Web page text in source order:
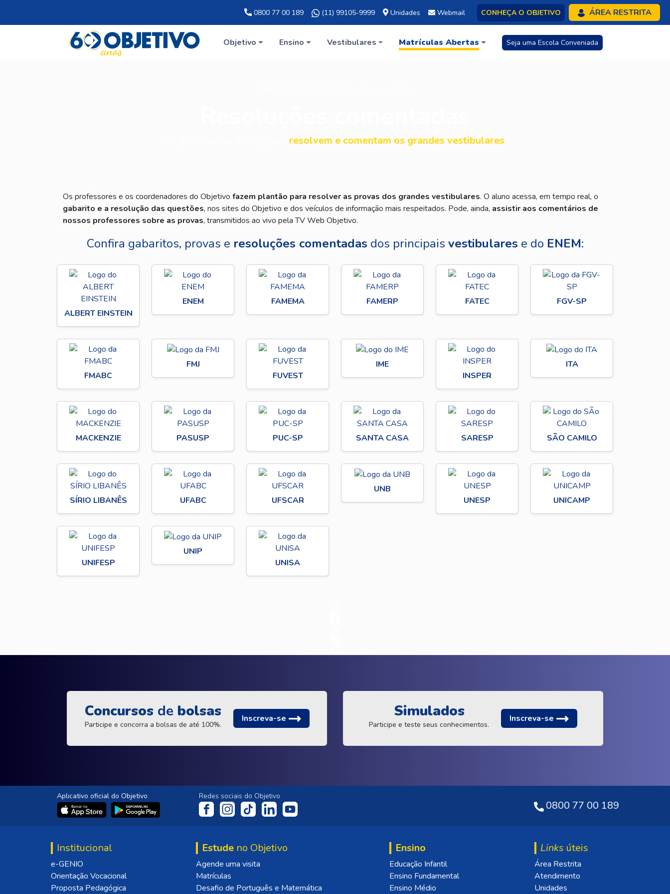
0800 77 00 189 (11) 99105-9999 Unidades Webmail CONHEÇA O OBJETIVO ÁREA RESTRITA
Objetivo Ensino Vestibulares Matrículas Abertas Seja uma Escola Conveniada
resolvem e comentam os grandes vestibulares
Os professores e os coordenadores do Objetivo fazem plantão para resolver as provas dos grandes vestibulares. O aluno acessa, em tempo real, o
gabarito e a resolução das questões, nos sites do Objetivo e dos veículos de informação mais respeitados. Pode, ainda, assistir aos comentários de
nossos professores sobre as provas, transmitidos ao vivo pela TV Web Objetivo.
Confira gabaritos, provas e resoluções comentadas dos principais vestibulares e do ENEM:
ALBERT EINSTEIN
ENEM FAMEMA FAMERP FATEC FGV-SP
FMABC
FMJ
FUVEST
IME
INSPER
ITA
MACKENZIE PASUSP PUC-SP SANTA CASA SARESP SÃO CAMILO
SÍRIO LIBANÊS UFABC UFSCAR
UNB
UNESP
UNICAMP
UNIFESP
UNIP
UNISA
Concursosde bolsas
Participe e concorra a bolsas de até 100%.
Inscreva-se Simulados
Participe e teste seus conhecimentos.
Inscreva-se
Aplicativo oficial do Objetivo Redes sociais do Objetivo
0800 77 00 189
Institucional
e-GENIO
Orientação Vocacional
Proposta Pedagógica
Estude no Objetivo
Agende uma visita
Matrículas
Desafio de Português e Matemática
Ensino
Educação Infantil
Ensino Fundamental
Ensino Médio
Links úteis
Área Restrita
Atendimento
Unidades